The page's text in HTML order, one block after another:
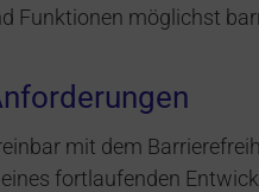
Funktionen möglichst
mit dem
fortlaufenden